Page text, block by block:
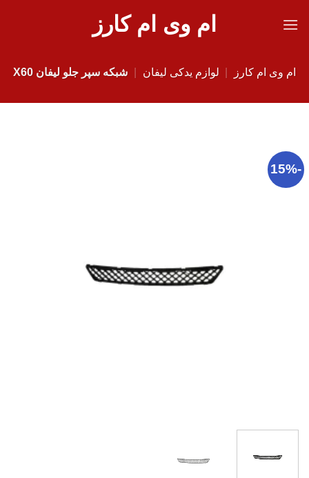
ام وی ام کارز
ام وی ام کارز لوازم یدکی لیفان شبکه سپر جلو لیفان X60
-15%